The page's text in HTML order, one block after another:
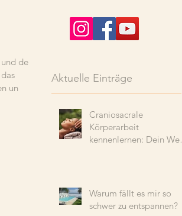
dem
un
Aktuelle Einträge
Craniosacrale
Körperarbeit
kennenlernen: Dein Weg
Warum fällt es mir so
schwer zu entspannen?